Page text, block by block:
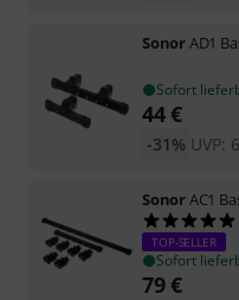
SonorAD1
Sofort
44€
UVP:
-31%
SonorAC1
TOP-SELLER
Sofort
79€